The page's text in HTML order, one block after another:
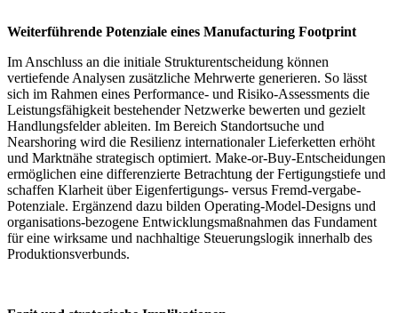
Weiterführende Potenziale eines Manufacturing Footprint
Im Anschluss an die initiale Strukturentscheidung können
vertiefende Analysen zusätzliche Mehrwerte generieren. So lässt
sich im Rahmen eines Performance- und Risiko-Assessments die
Leistungsfähigkeit bestehender Netzwerke bewerten und gezielt
Handlungsfelder ableiten. Im Bereich Standortsuche und
Nearshoring wird die Resilienz internationaler Lieferketten erhöht
und Marktnähe strategisch optimiert. Make-or-Buy-Entscheidungen
ermöglichen eine differenzierte Betrachtung der Fertigungstiefe und
schaffen Klarheit über Eigenfertigungs- versus Fremd-vergabe-
Potenziale. Ergänzend dazu bilden Operating-Model-Designs und
organisations-bezogene Entwicklungsmaßnahmen das Fundament
für eine wirksame und nachhaltige Steuerungslogik innerhalb des
Produktionsverbunds.